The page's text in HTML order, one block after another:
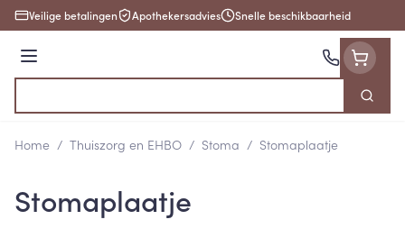
Ga naar de inhoud
Veilige betalingen Apothekersadvies Snelle beschikbaarheid
Menu
Zoek
Home / Thuiszorg en EHBO / Stoma / Stomaplaatje
Stomaplaatje